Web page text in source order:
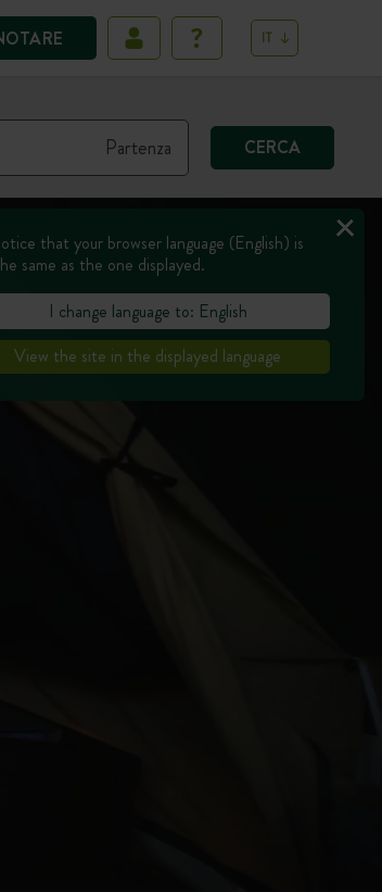
IT
CERCA
that your browser language (English) is
same as the one displayed.
I change language to: English
View the site in the displayed language